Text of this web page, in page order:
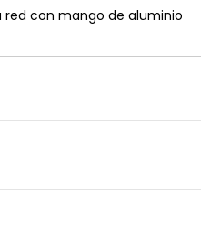
red con mango de aluminio